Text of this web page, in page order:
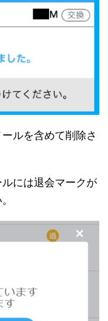
ルを含めて削除さ
には退会マークが